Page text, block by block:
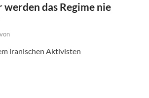
werden das Regime nie
von
iranischen Aktivisten